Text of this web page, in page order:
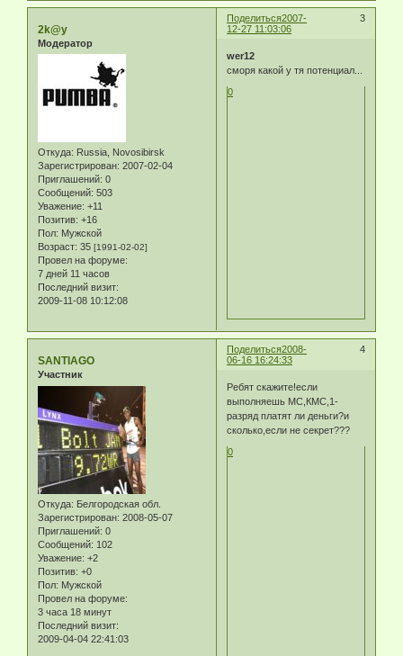
Поделиться 3
2007-
12-27 11:03:06
2k@y
Модератор
Откуда: Russia, Novosibirsk
Зарегистрирован: 2007-02-04
Приглашений: 0
Сообщений: 503
Уважение: +11
Позитив: +16
Пол: Мужской
Возраст: 35 [1991-02-02]
Провел на форуме:
7 дней 11 часов
Последний визит:
2009-11-08 10:12:08
wer12
сморя какой у тя потенциал...
0
Поделиться 4
2008-
06-16 16:24:33
SANTIAGO
Участник
Откуда: Белгородская обл.
Зарегистрирован: 2008-05-07
Приглашений: 0
Сообщений: 102
Уважение: +2
Позитив: +0
Пол: Мужской
Провел на форуме:
3 часа 18 минут
Последний визит:
2009-04-04 22:41:03
Ребят скажите!если
выполняешь МС,КМС,1-
разряд платят ли деньги?и
сколько,если не секрет???
0